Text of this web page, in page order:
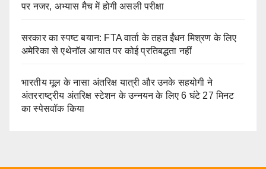
पर नजर, अभ्यास मैच में होगी असली परीक्षा
सरकार का स्पष्ट बयान: FTA वार्ता के तहत ईंधन मिश्रण के लिए
अमेरिका से एथेनॉल आयात पर कोई प्रतिबद्धता नहीं
भारतीय मूल के नासा अंतरिक्ष यात्री और उनके सहयोगी ने
अंतरराष्ट्रीय अंतरिक्ष स्टेशन के उन्नयन के लिए 6 घंटे 27 मिनट
का स्पेसवॉक किया